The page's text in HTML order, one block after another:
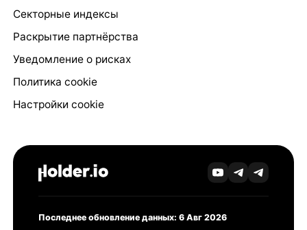
Секторные индексы
Раскрытие партнёрства
Уведомление о рисках
Политика cookie
Настройки cookie
Последнее обновление данных: 6 Авг 2026